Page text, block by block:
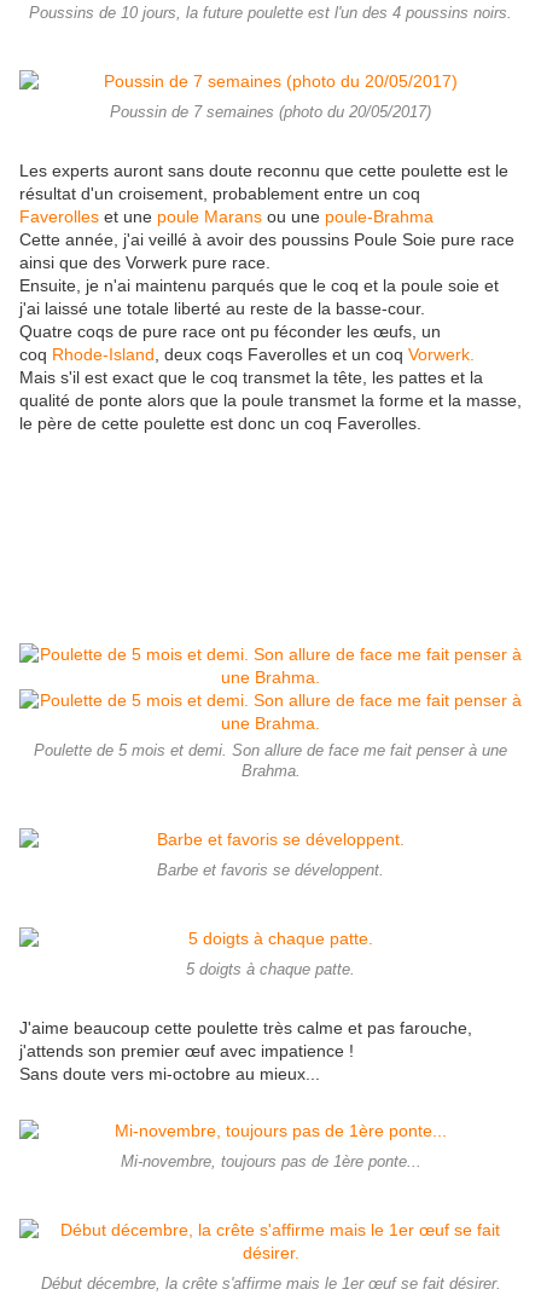
Poussins de 10 jours, la future poulette est l'un des 4 poussins noirs.
Poussin de 7 semaines (photo du 20/05/2017)
Les experts auront sans doute reconnu que cette poulette est le
résultat d'un croisement, probablement entre un coq
Faverolles et une poule Marans ou une poule-Brahma
Cette année, j'ai veillé à avoir des poussins Poule Soie pure race
ainsi que des Vorwerk pure race.
Ensuite, je n'ai maintenu parqués que le coq et la poule soie et
j'ai laissé une totale liberté au reste de la basse-cour.
Quatre coqs de pure race ont pu féconder les œufs, un
coq Rhode-Island , deux coqs Faverolles et un coq Vorwerk.
Mais s'il est exact que le coq transmet la tête, les pattes et la
qualité de ponte alors que la poule transmet la forme et la masse,
le père de cette poulette est donc un coq Faverolles.
Poulette de 5 mois et demi. Son allure de face me fait penser à une
Brahma.
Barbe et favoris se développent.
5 doigts à chaque patte.
J'aime beaucoup cette poulette très calme et pas farouche,
j'attends son premier œuf avec impatience !
Sans doute vers mi-octobre au mieux...
Mi-novembre, toujours pas de 1ère ponte...
Début décembre, la crête s'affirme mais le 1er œuf se fait désirer.